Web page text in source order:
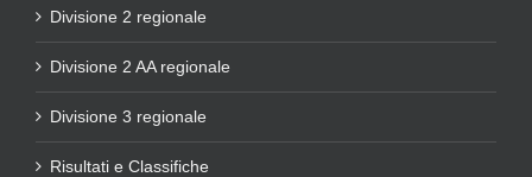
Divisione 2 regionale
Divisione 2 AA regionale
Divisione 3 regionale
Risultati e Classifiche